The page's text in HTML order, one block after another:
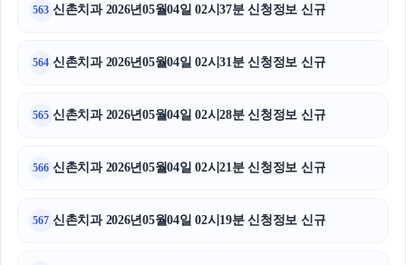
563 신촌치과 2026년05월04일 02시37분 신청정보 신규
564 신촌치과 2026년05월04일 02시31분 신청정보 신규
565 신촌치과 2026년05월04일 02시28분 신청정보 신규
566 신촌치과 2026년05월04일 02시21분 신청정보 신규
567 신촌치과 2026년05월04일 02시19분 신청정보 신규